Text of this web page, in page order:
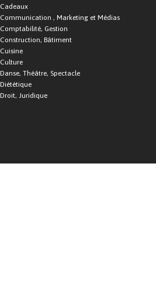
Cadeaux
Communication , Marketing et Médias
Comptabilité, Gestion
Construction, Bâtiment
Cuisine
Culture
Danse, Théâtre, Spectacle
Diététique
Droit, Juridique